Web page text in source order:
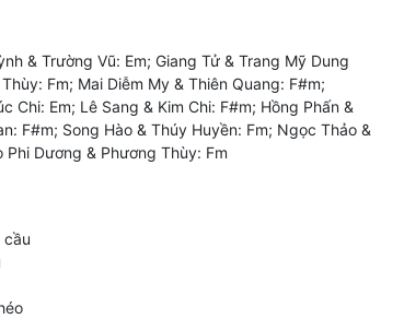
& Trường Vũ: Em; Giang Tử & Trang Mỹ Dung
Fm; Mai Diễm My & Thiên Quang: F#m;
Chi: Em; Lê Sang & Kim Chi: F#m; Hồng Phấn &
F#m; Song Hào & Thúy Huyền: Fm; Ngọc Thảo &
Phi Dương & Phương Thùy: Fm
cầu